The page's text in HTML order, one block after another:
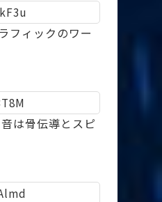
フィックのワー
は骨伝導とスピ